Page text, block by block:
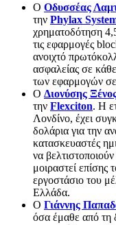
Ο Οδυσσέας
την Phylax
χρηματοδότηση
τις εφαρμογές
ανοιχτό
ασφαλείας σε
των εφαρμογών σε
Ο Διονύσης
την Flexciton. Η
Λονδίνο, έχει
δολάρια για την
κατασκευαστές
να
μοιραστεί
εργοστάσιο του
Ελλάδα.
Ο Γιάννης
όσα έμαθε από τη